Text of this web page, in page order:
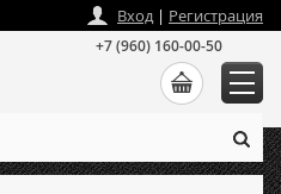
Вход| Регистрация
+7 (960) 160-00-50